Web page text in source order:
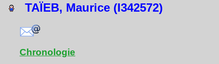
TAÏEB, Maurice (I342572)
Chronologie